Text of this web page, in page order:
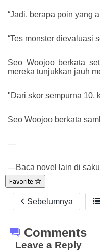
“Jadi, berapa poin yang
“Tes monster dievaluasi
Seo Woojoo berkata
mereka tunjukkan jauh
"Dari skor sempurna 10,
Seo Woojoo berkata
—
—Baca novel lain di
Favorite
Sebelumnya
Comments
Leave a Reply